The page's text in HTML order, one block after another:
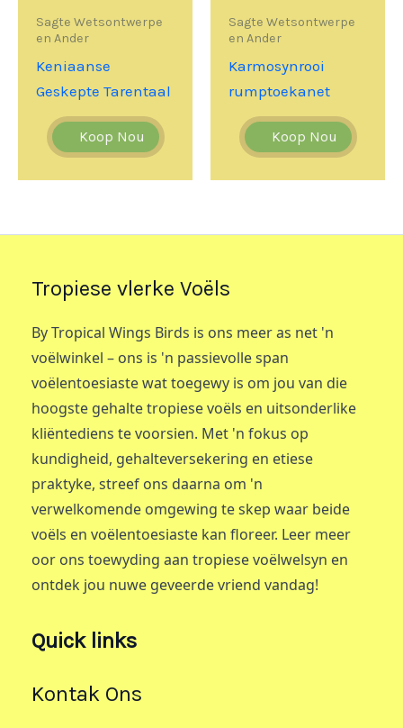
Sagte Wetsontwerpe
en Ander
Keniaanse
Geskepte Tarentaal
Koop Nou
Sagte Wetsontwerpe
en Ander
Karmosynrooi
rumptoekanet
Koop Nou
Tropiese vlerke Voëls
By Tropical Wings Birds is ons meer as net 'n
voëlwinkel – ons is 'n passievolle span
voëlentoesiaste wat toegewy is om jou van die
hoogste gehalte tropiese voëls en uitsonderlike
kliëntediens te voorsien. Met 'n fokus op
kundigheid, gehalteversekering en etiese
praktyke, streef ons daarna om 'n
verwelkomende omgewing te skep waar beide
voëls en voëlentoesiaste kan floreer. Leer meer
oor ons toewyding aan tropiese voëlwelsyn en
ontdek jou nuwe geveerde vriend vandag!
Quick links
Kontak Ons